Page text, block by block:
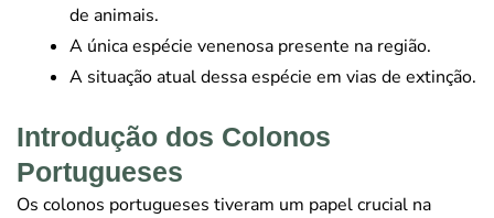
de animais.
A única espécie venenosa presente na região.
A situação atual dessa espécie em vias de extinção.
Introdução dos Colonos
Portugueses
Os colonos portugueses tiveram um papel crucial na